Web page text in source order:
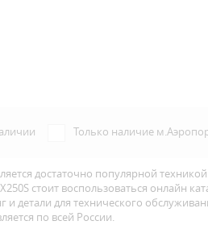
Только наличие
достаточно популярной
стоит воспользоваться онлайн
и детали для технического
по всей Росcии.